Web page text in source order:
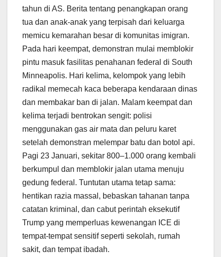
tahun di AS. Berita tentang penangkapan orang
tua dan anak-anak yang terpisah dari keluarga
memicu kemarahan besar di komunitas imigran.
Pada hari keempat, demonstran mulai memblokir
pintu masuk fasilitas penahanan federal di South
Minneapolis. Hari kelima, kelompok yang lebih
radikal memecah kaca beberapa kendaraan dinas
dan membakar ban di jalan. Malam keempat dan
kelima terjadi bentrokan sengit: polisi
menggunakan gas air mata dan peluru karet
setelah demonstran melempar batu dan botol api.
Pagi 23 Januari, sekitar 800–1.000 orang kembali
berkumpul dan memblokir jalan utama menuju
gedung federal. Tuntutan utama tetap sama:
hentikan razia massal, bebaskan tahanan tanpa
catatan kriminal, dan cabut perintah eksekutif
Trump yang memperluas kewenangan ICE di
tempat-tempat sensitif seperti sekolah, rumah
sakit, dan tempat ibadah.